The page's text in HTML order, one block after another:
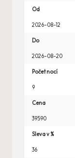
Od
2026-08-12
Do
2026-08-20
Počet nocí
9
Cena
39590
Sleva v %
36